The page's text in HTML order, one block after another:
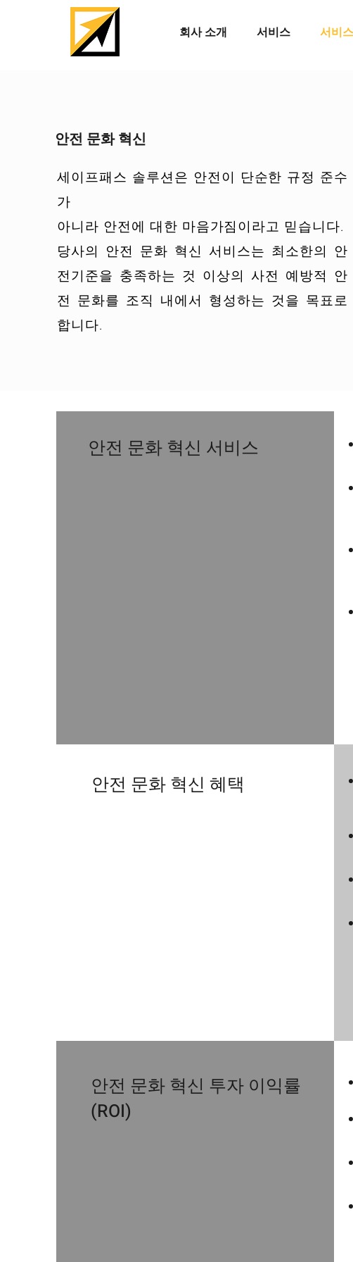
회사 소개 서비스 서비스
안전 문화 혁신
세이프패스 솔루션은 안전이 단순한 규정 준수
가
아니라 안전에 대한 마음가짐이라고 믿습니다.
당사의 안전 문화 혁신 서비스는 최소한의 안
전기준을 충족하는 것 이상의 사전 예방적 안
전 문화를 조직 내에서 형성하는 것을 목표로
합니다.
A title goes here.
안전 문화 혁신 서비스
안전 문화 혁신 혜택
안전 문화 혁신 투자 이익률
(ROI)